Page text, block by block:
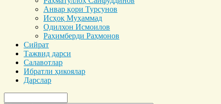
Анвар қори Турсунов
Исҳоқ Муҳаммад
Одилхон Исмоилов
Раҳимберди Раҳмонов
Сийрат
Тажвид дарси
Салавотлар
Ибратли ҳикоялар
Дарслар